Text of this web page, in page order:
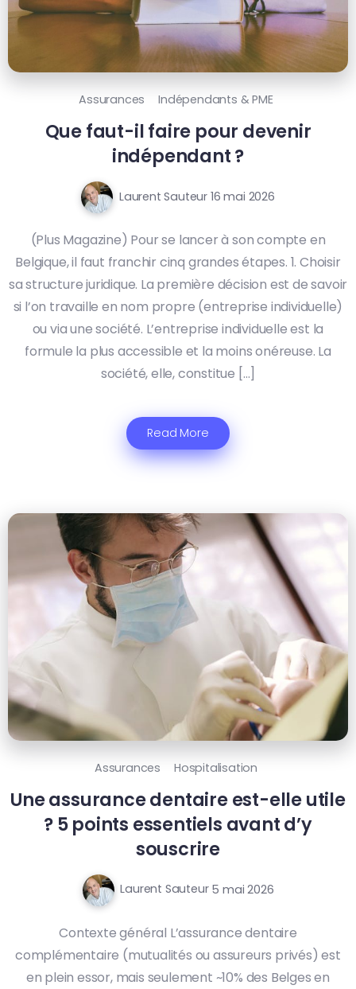
Assurances Indépendants & PME
Que faut-il faire pour devenir
indépendant ?
Laurent Sauteur 16 mai 2026
(Plus Magazine) Pour se lancer à son compte en
Belgique, il faut franchir cinq grandes étapes. 1. Choisir
sa structure juridique. La première décision est de savoir
si l’on travaille en nom propre (entreprise individuelle)
ou via une société. L’entreprise individuelle est la
formule la plus accessible et la moins onéreuse. La
société, elle, constitue […]
Read More
Assurances Hospitalisation
Une assurance dentaire est-elle utile
? 5 points essentiels avant d’y
souscrire
Laurent Sauteur 5 mai 2026
Contexte général L’assurance dentaire
complémentaire (mutualités ou assureurs privés) est
en plein essor, mais seulement ~10% des Belges en